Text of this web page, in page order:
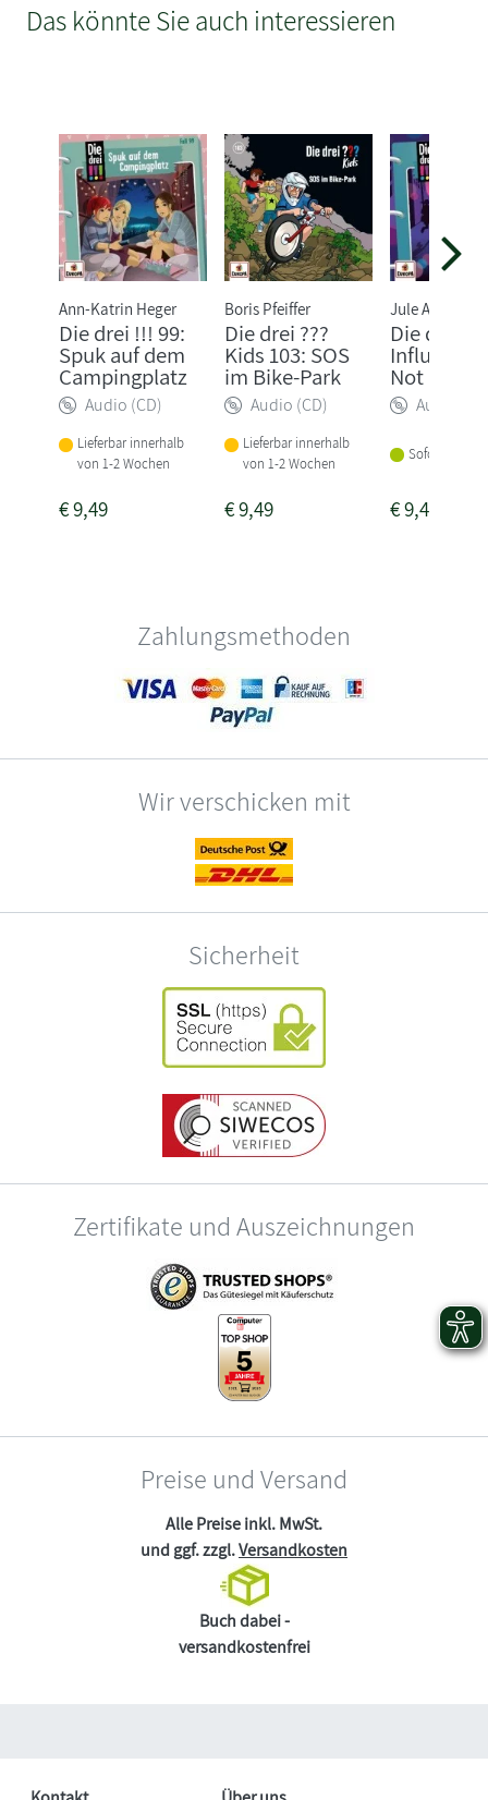
Das könnte Sie auch interessieren
Ann-Katrin Heger
Die drei !!! 99:
Spuk auf dem
Campingplatz
Audio (CD)
Lieferbar innerhalb
von 1-2 Wochen
€9,49
Boris Pfeiffer
Die drei ???
Kids 103: SOS
im Bike-Park
Audio (CD)
Lieferbar innerhalb
von 1-2 Wochen
€9,49
Jule Ambach
Die drei
Not
Audio
Sofort
€9,49
Zahlungsmethoden
Wir verschicken mit
Sicherheit
Zertifikate und Auszeichnungen
Preise und Versand
Alle Preise inkl. MwSt.
und ggf. zzgl.Versandkosten
Buch dabei -
versandkostenfrei